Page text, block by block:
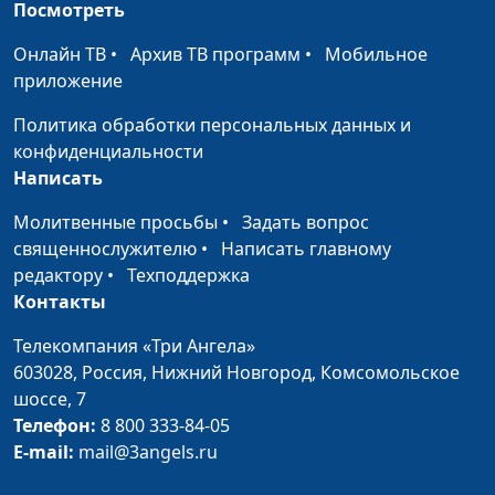
Безопасность
Матвей Сергеев
дошкольников
Малышева, Настя Сажина,
Матвей Сергеев
зимой для детей
(зима)
Малышева, Настя Сажина,
Виталик Тимонин
Экология для
Виталик Тимонин
Маленькие
помощники
Малышева, Настя Сажина,
Матвей Сергеев
Посмотреть
Онлайн ТВ • Архив ТВ программ • Мобильное
приложение
Политика обработки персональных данных и
конфиденциальности
Написать
Молитвенные просьбы • Задать вопрос
священнослужителю • Написать главному
редактору • Техподдержка
Контакты
Телекомпания «Три Ангела»
603028, Россия, Нижний Новгород, Комсомольское
шоссе, 7
Телефон: 8 800 333-84-05
E-mail: mail@3angels.ru